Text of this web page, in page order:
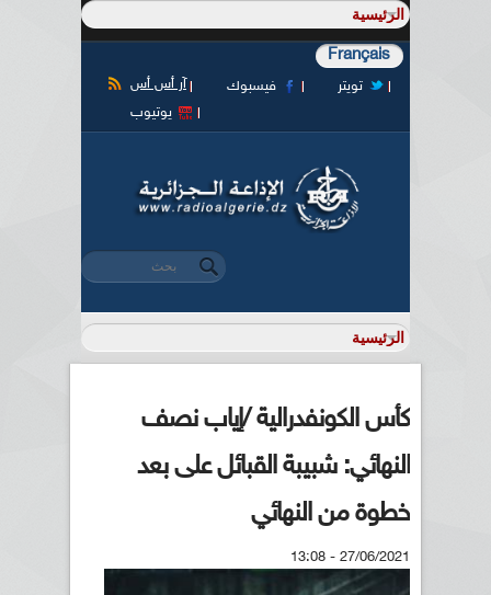
Français
آر أس أس فيسبوك
تويتر
يوتيوب
استمارة البحث
‏بحث ‏
كأس الكونفدرالية /إياب نصف
النهائي: شبيبة القبائل على بعد
خطوة من النهائي
27/06/2021 - 13:08